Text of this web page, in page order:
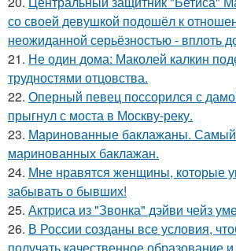
со своей девушкой подошёл к
неожиданной серьёзностью - вплоть
21. Не один дома: Маколей калкин
трудностями отцовства.
22. Оперный певец поссорился с
прыгнул с моста в Москву-реку.
23. Маринованные баклажаны.
маринованных баклажан.
24. Мне нравятся женщины, которые
забывать о бывших!
25. Актриса из "Звонка" дэйви чейз
26. В России созданы все условия,